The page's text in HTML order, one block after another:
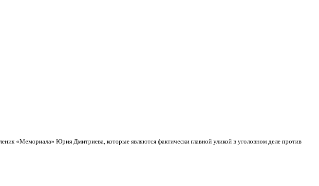
«Мемориала» Юрия Дмитриева, которые являются фактически главной уликой в уголовном деле против